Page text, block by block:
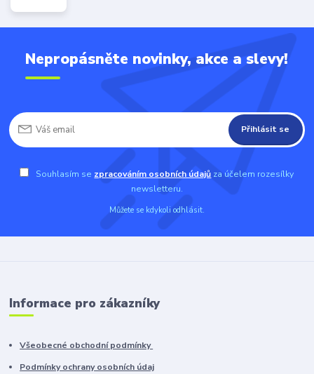
Nepropásněte novinky, akce a slevy!
Přihlásit se
Souhlasím se zpracováním osobních údajů za účelem rozesílky
newsletteru.
Můžete se kdykoli odhlásit.
Informace pro zákazníky
Všeobecné obchodní podmínky
Podmínky ochrany osobních údaj